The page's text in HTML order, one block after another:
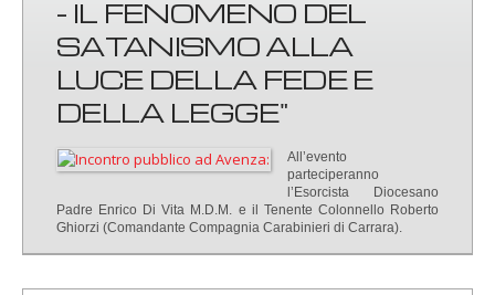
- IL FENOMENO DEL
SATANISMO ALLA
LUCE DELLA FEDE E
DELLA LEGGE"
All’evento
parteciperanno
l’Esorcista Diocesano
Padre Enrico Di Vita M.D.M. e il Tenente Colonnello Roberto
Ghiorzi (Comandante Compagnia Carabinieri di Carrara).